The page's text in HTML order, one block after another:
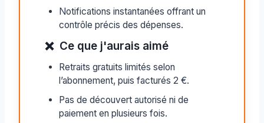
Notifications instantanées offrant un
contrôle précis des dépenses.
❌ Ce que j'aurais aimé
Retraits gratuits limités selon
l’abonnement, puis facturés 2 €.
Pas de découvert autorisé ni de
paiement en plusieurs fois.